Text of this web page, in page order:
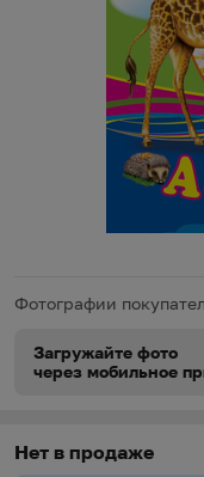
Фотографии
Загружайте фото
через мобильное
Нет в продаже